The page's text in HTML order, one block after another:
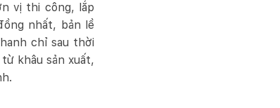
vị thi công, lắp
nhất, bản lề
chỉ sau thời
khâu sản xuất,